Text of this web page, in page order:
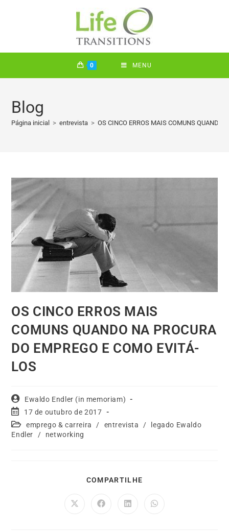
0 MENU
Blog
Página inicial > entrevista > OS CINCO ERROS MAIS COMUNS QUANDO
OS CINCO ERROS MAIS
COMUNS QUANDO NA PROCURA
DO EMPREGO E COMO EVITÁ-
LOS
Ewaldo Endler (in memoriam)
17 de outubro de 2017
emprego & carreira
/ entrevista /
legado Ewaldo
Endler
/ networking
COMPARTILHE